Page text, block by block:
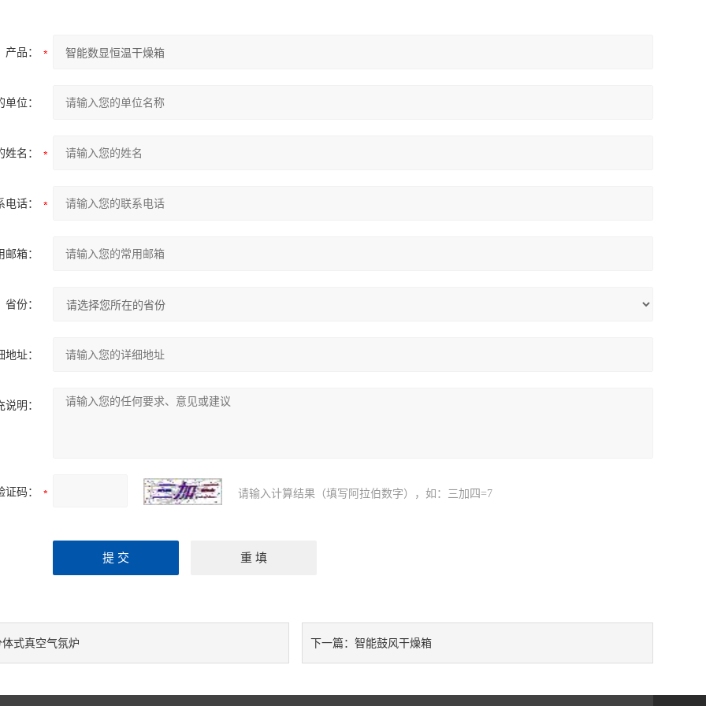
产品：
单位：
姓名：
电话：
邮箱：
省份：
地址：
说明：
证码： 请输入计算结果（填写阿拉伯数字），如：三加四=7
体式真空气氛炉 下一篇：智能鼓风干燥箱